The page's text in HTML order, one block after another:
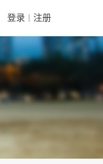
登录 注册